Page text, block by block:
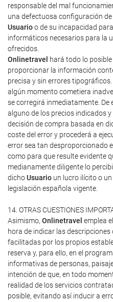
responsable del mal
una defectuosa configuración
Usuarioo de su incapacidad
informáticos necesarios para la
ofrecidos.
Onlinetravel
hará todo lo
proporcionar la información
precisa y sin errores tipográficos.
algún momento cometiera
se corregirá inmediatamente.
alguno de los precios indicados y
decisión de compra basada en
coste del error y procederá a
error sea tan desproporcionado
como para que resulte evidente
medianamente diligente lo
dichoUsuario un lucro ilícito o
legislación española vigente.
14. OTRAS CUESTIONES
Asimismo, Onlinetravel emplea
hora de indicar las
facilitadas por los propios
reserva y, para ello, en el
informativas de personas,
intención de que, en todo
realidad de los servicios
posible, evitando así inducir a